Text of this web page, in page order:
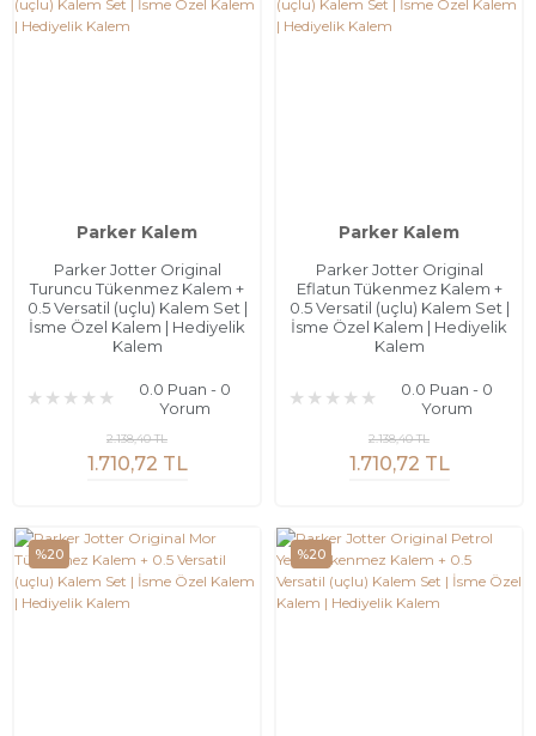
Parker Kalem
Parker Jotter Original
Turuncu Tükenmez Kalem +
0.5 Versatil (uçlu) Kalem Set |
İsme Özel Kalem | Hediyelik
Kalem
0.0 Puan - 0
Yorum
1.710,72 TL
2.138,40 TL
Parker Kalem
Parker Jotter Original
Eflatun Tükenmez Kalem +
0.5 Versatil (uçlu) Kalem Set |
İsme Özel Kalem | Hediyelik
Kalem
0.0 Puan - 0
Yorum
1.710,72 TL
2.138,40 TL
%20 %20